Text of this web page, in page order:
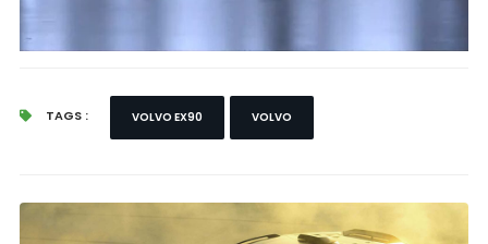
TAGS : VOLVO EX90 VOLVO